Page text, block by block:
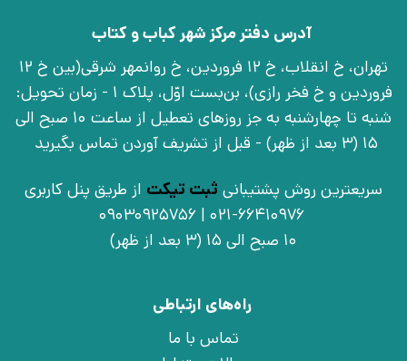
آدرس دفتر مرکز شهر کباب و کتاب
تهران، خ انقلاب، خ 12 فروردین، خ روانمهر شرقی(بین خ 12
فروردین و خ فخر رازی)، بن‌بست اوّل، پلاک 1 - زمان تحویل:
شنبه تا چهارشنبه به جز روزهای تعطیل از ساعت 10 صبح الی
15 (3 بعد از ظهر) - قبل از تشریف آوردن تماس بگیرید
سریعترین روش پشتیبانی ثبت تیکت از طریق پنل کاربری
021-66410976 | 09030925756
10 صبح الی 15 (3 بعد از ظهر)
راه‌های ارتباطی
تماس با ما